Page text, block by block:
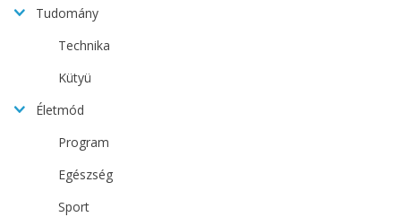
Tudomány
Technika
Kütyü
Életmód
Program
Egészség
Sport